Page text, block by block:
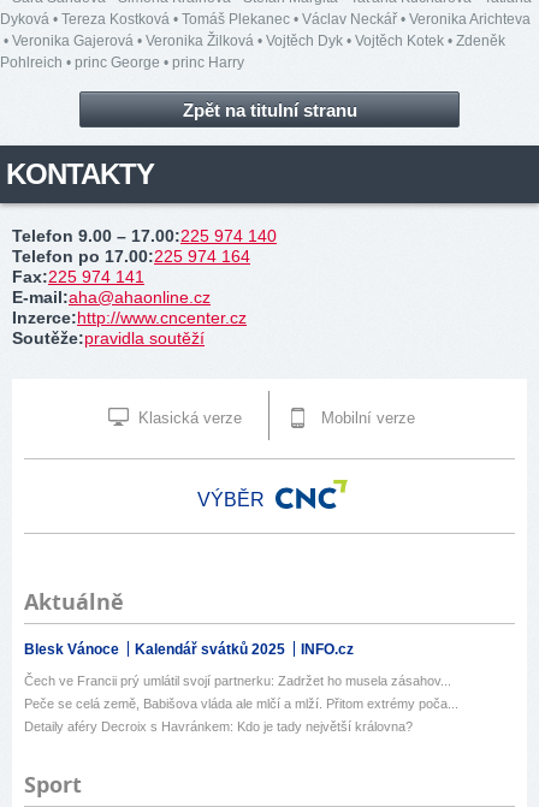
Dyková • Tereza Kostková • Tomáš Plekanec • Václav Neckář • Veronika Arichteva
• Veronika Gajerová • Veronika Žilková • Vojtěch Dyk • Vojtěch Kotek • Zdeněk
Pohlreich • princ George • princ Harry
Zpět na titulní stranu
KONTAKTY
Telefon 9.00 – 17.00:225 974 140
Telefon po 17.00:225 974 164
Fax:225 974 141
E-mail:aha@ahaonline.cz
Inzerce:http://www.cncenter.cz
Soutěže:pravidla soutěží
Klasická verze Mobilní verze
VÝBĚR
Aktuálně
Blesk Vánoce Kalendář svátků 2025 INFO.cz
Čech ve Francii prý umlátil svojí partnerku: Zadržet ho musela zásahov...
Peče se celá země, Babišova vláda ale mlčí a mlží. Přitom extrémy poča...
Detaily aféry Decroix s Havránkem: Kdo je tady největší královna?
Sport